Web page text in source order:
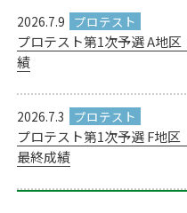
2026.7.9
プロテスト第1次予選 A地
績
2026.7.3
プロテスト第1次予選 F地区
最終成績